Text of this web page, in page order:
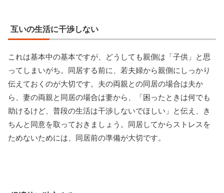
互いの生活に干渉しない
これは基本中の基本ですが、どうしても親側は「子供」と思
ってしまいがち。同居する前に、若夫婦から親側にしっかり
伝えておくのが大切です。夫の両親との同居の場合は夫か
ら、妻の両親と同居の場合は妻から、「困ったときは何でも
助けるけど、普段の生活は干渉しないでほしい」と伝え、き
ちんと同意を取っておきましょう。同居してからストレスを
ためないためには、同居前の準備が大切です。